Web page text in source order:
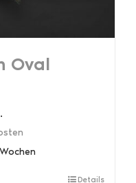
Oval
Details